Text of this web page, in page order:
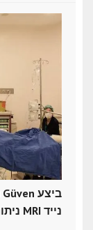
ניתוח באמצעות מכשיר MRI נייד